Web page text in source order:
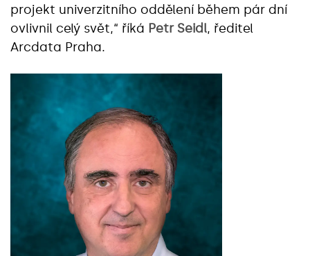
projekt univerzitního oddělení během pár dní
ovlivnil celý svět,“ říká Petr Seidl, ředitel
Arcdata Praha.